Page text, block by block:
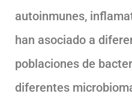
autoinmunes,
han asociado a
poblaciones de
diferentes